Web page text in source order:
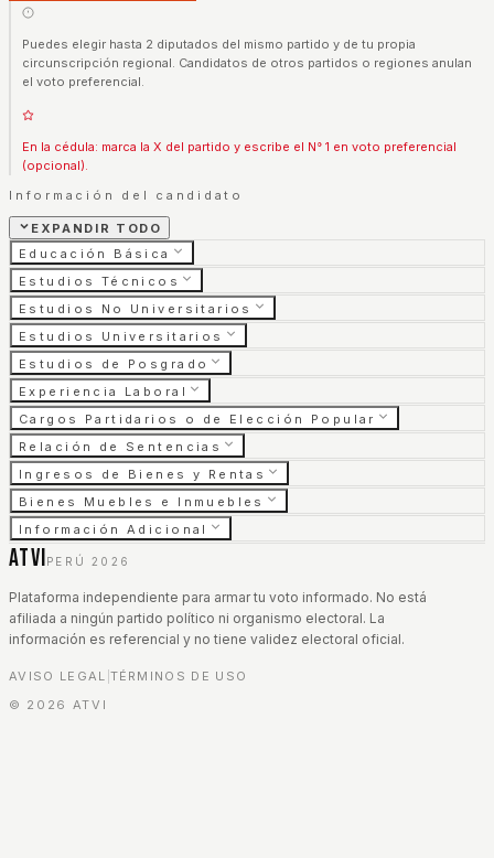
Puedes elegir hasta 2 diputados del mismo partido y de tu propia
circunscripción regional. Candidatos de otros partidos o regiones anulan
el voto preferencial.
En la cédula: marca la X del partido y escribe el N° 1 en voto preferencial
(opcional).
Información del candidato
EXPANDIR TODO
Educación Básica
Estudios Técnicos
Estudios No Universitarios
Estudios Universitarios
Estudios de Posgrado
Experiencia Laboral
Cargos Partidarios o de Elección Popular
Relación de Sentencias
Ingresos de Bienes y Rentas
Bienes Muebles e Inmuebles
Información Adicional
ATVI PERÚ 2026
Plataforma independiente para armar tu voto informado. No está
afiliada a ningún partido político ni organismo electoral. La
información es referencial y no tiene validez electoral oficial.
AVISO LEGAL TÉRMINOS DE USO
© 2026 ATVI